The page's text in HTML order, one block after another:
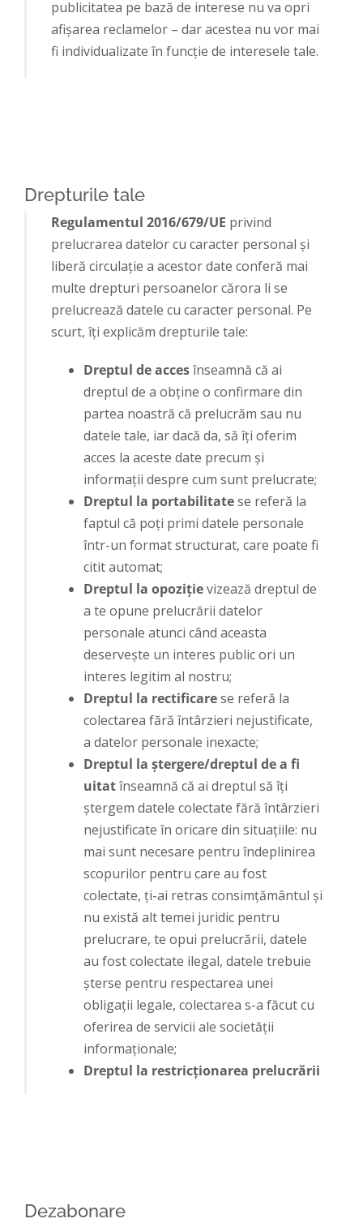
publicitatea pe bază de interese nu va opri
afișarea reclamelor – dar acestea nu vor mai
fi individualizate în funcție de interesele tale.
Drepturile tale
Regulamentul 2016/679/UE privind
prelucrarea datelor cu caracter personal şi
liberă circulaţie a acestor date conferă mai
multe drepturi persoanelor cărora li se
prelucrează datele cu caracter personal. Pe
scurt, îţi explicăm drepturile tale:
Dreptul de accesînseamnă că ai
dreptul de a obţine o confirmare din
partea noastră că prelucrăm sau nu
datele tale, iar dacă da, să îţi oferim
acces la aceste date precum şi
informaţii despre cum sunt prelucrate;
Dreptul la portabilitatese referă la
faptul că poţi primi datele personale
într-un format structurat, care poate fi
citit automat;
Dreptul la opoziţievizează dreptul de
a te opune prelucrării datelor
personale atunci când aceasta
deserveşte un interes public ori un
interes legitim al nostru;
Dreptul la rectificarese referă la
colectarea fără întârzieri nejustificate,
a datelor personale inexacte;
Dreptul la ştergere/dreptul de a fi
uitatînseamnă că ai dreptul să îți
ştergem datele colectate fără întârzieri
nejustificate în oricare din situaţiile: nu
mai sunt necesare pentru îndeplinirea
scopurilor pentru care au fost
colectate, ţi-ai retras consimţământul şi
nu există alt temei juridic pentru
prelucrare, te opui prelucrării, datele
au fost colectate ilegal, datele trebuie
şterse pentru respectarea unei
obligaţii legale, colectarea s-a făcut cu
oferirea de servicii ale societăţii
informaţionale;
Dreptul la restricţionarea prelucrării
Dezabonare